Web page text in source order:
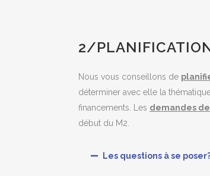
2/
Nous vous conseillons de
déterminer avec elle la
financements. Les demandes
début du M2.
Les questions à se